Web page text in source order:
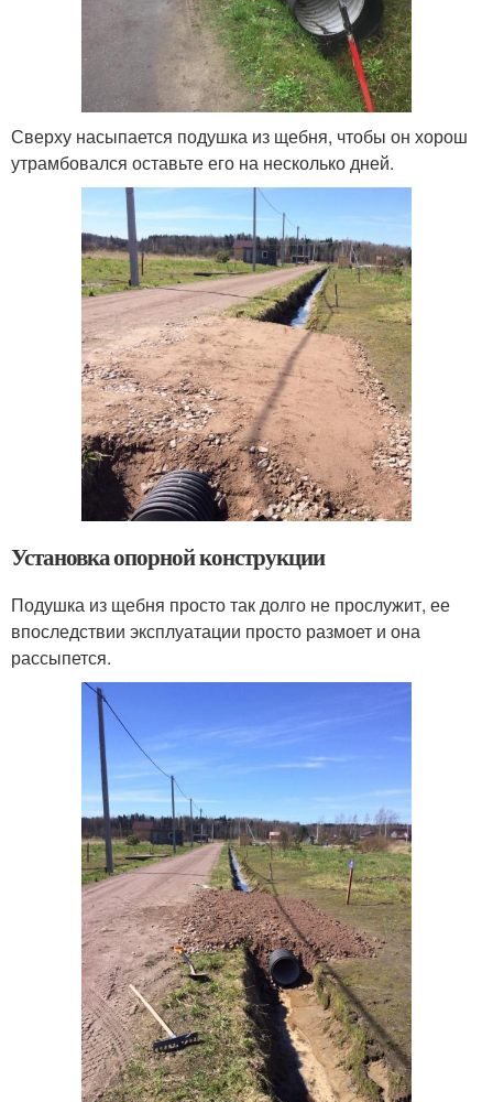
Сверху насыпается подушка из щебня, чтобы он хорош
утрамбовался оставьте его на несколько дней.
Установка опорной конструкции
Подушка из щебня просто так долго не прослужит, ее
впоследствии эксплуатации просто размоет и она
рассыпется.